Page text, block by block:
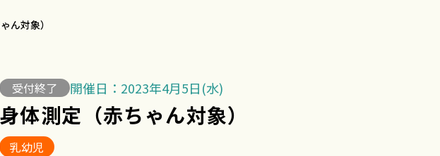
ん対象）
受付終了 開催日：2023年4月5日(水)
身体測定（赤ちゃん対象）
乳幼児